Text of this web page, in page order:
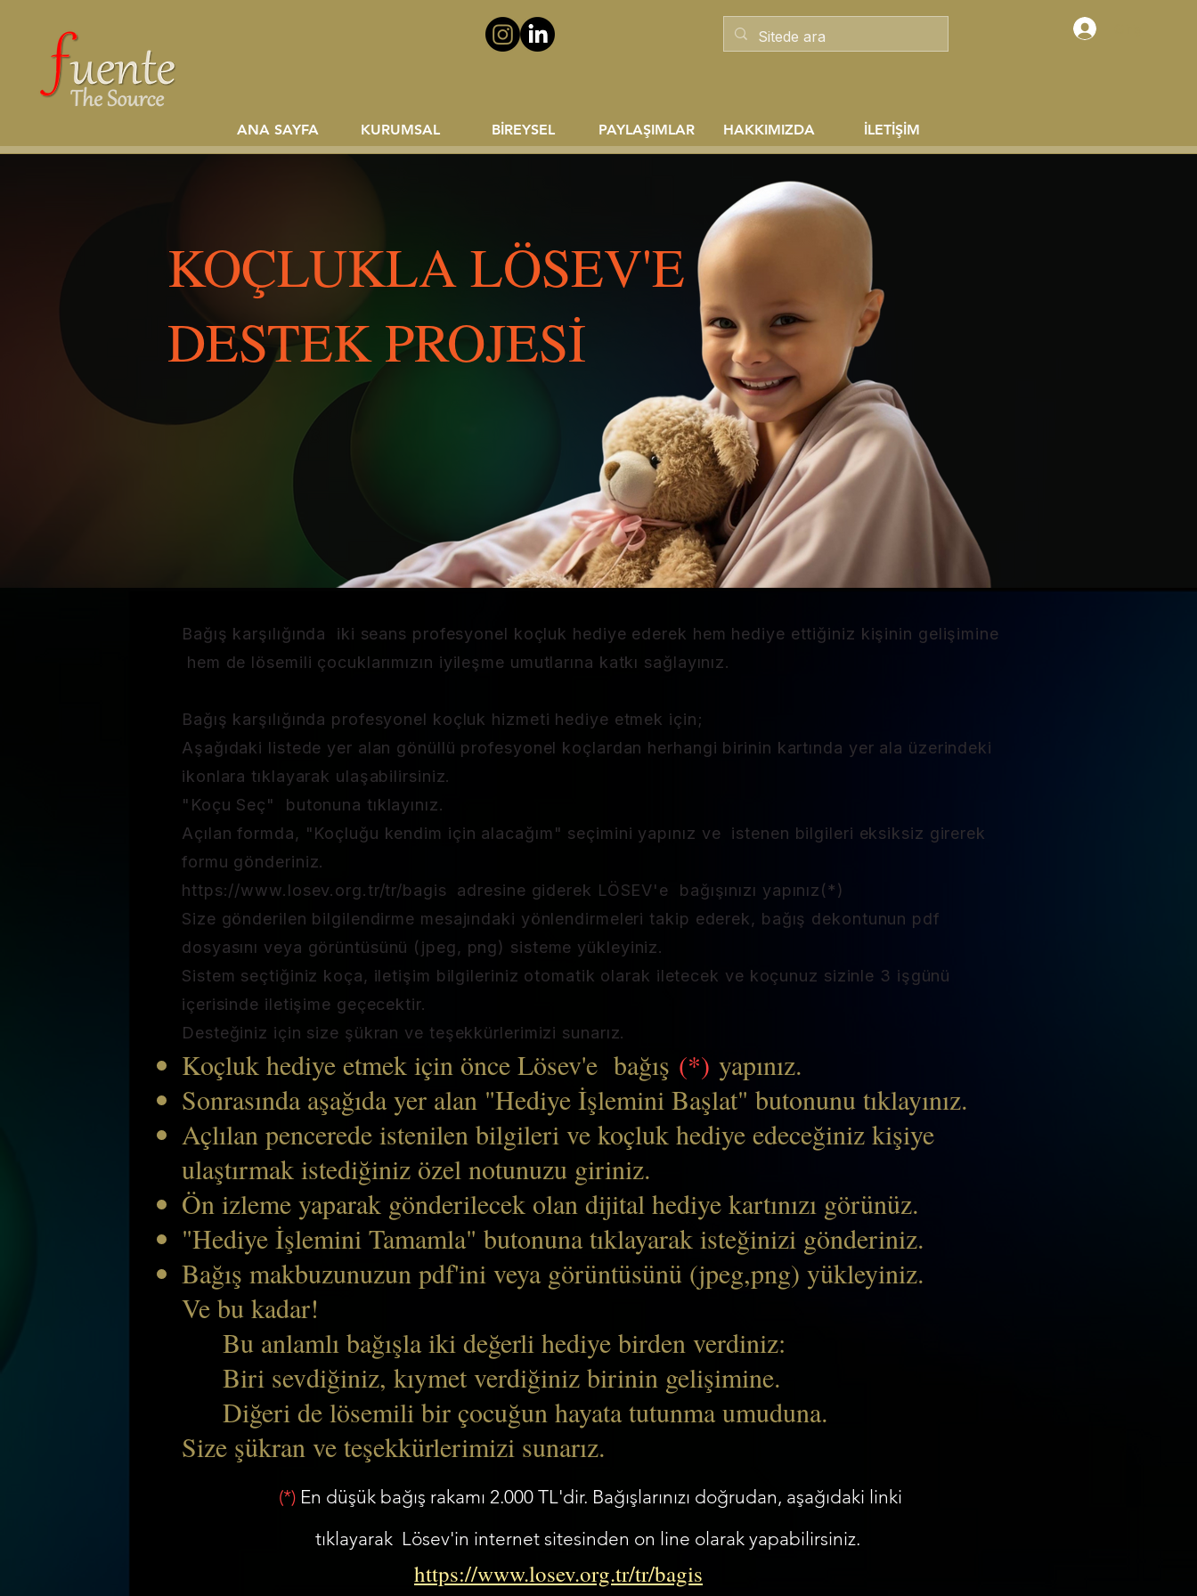
ANA SAYFA KURUMSAL BİREYSEL PAYLAŞIMLAR HAKKIMIZDA İLETİŞİM
KOÇLUKLA LÖSEV'E
DESTEK PROJESİ
Bağış karşılığında iki seans profesyonel koçluk hediye ederek hem hediye ettiğiniz kişinin gelişimine
hem de lösemili çocuklarımızın iyileşme umutlarına katkı sağlayınız.
Bağış karşılığında profesyonel koçluk hizmeti hediye etmek için;
Aşağıdaki listede yer alan gönüllü profesyonel koçlardan herhangi birinin kartında yer ala üzerindeki
ikonlara tıklayarak ulaşabilirsiniz.
"Koçu Seç" butonuna tıklayınız.
Açılan formda, "Koçluğu kendim için alacağım" seçimini yapınız ve istenen bilgileri eksiksiz girerek
formu gönderiniz.
https://www.losev.org.tr/tr/bagis adresine giderek LÖSEV'e bağışınızı yapınız(*)
Size gönderilen bilgilendirme mesajındaki yönlendirmeleri takip ederek, bağış dekontunun pdf
dosyasını veya görüntüsünü (jpeg, png) sisteme yükleyiniz.
Sistem seçtiğiniz koça, iletişim bilgileriniz otomatik olarak iletecek ve koçunuz sizinle 3 işgünü
içerisinde iletişime geçecektir.
Desteğiniz için size şükran ve teşekkürlerimizi sunarız.
Koçluk hediye etmek için önce Lösev'e bağış (*) yapınız.
Sonrasında aşağıda yer alan "Hediye İşlemini Başlat" butonunu tıklayınız.
Açlılan pencerede istenilen bilgileri ve koçluk hediye edeceğiniz kişiye
ulaştırmak istediğiniz özel notunuzu giriniz.
Ön izleme yaparak gönderilecek olan dijital hediye kartınızı görünüz.
"Hediye İşlemini Tamamla" butonuna tıklayarak isteğinizi gönderiniz.
Bağış makbuzunuzun pdf'ini veya görüntüsünü (jpeg,png) yükleyiniz.
Ve bu kadar!
Bu anlamlı bağışla iki değerli hediye birden verdiniz:
Biri sevdiğiniz, kıymet verdiğiniz birinin gelişimine.
Diğeri de lösemili bir çocuğun hayata tutunma umuduna.
Size şükran ve teşekkürlerimizi sunarız.
(*)En düşük bağış rakamı 2.000 TL'dir. Bağışlarınızı doğrudan, aşağıdaki linki
tıklayarak Lösev'in internet sitesinden on line olarak yapabilirsiniz.
https://www.losev.org.tr/tr/bagis